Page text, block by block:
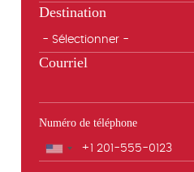
Destination
Courriel
Numéro de téléphone
Téléphone